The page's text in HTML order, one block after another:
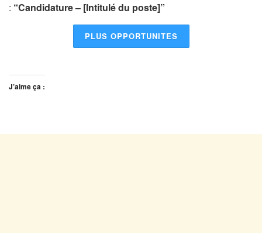
: “Candidature – [Intitulé du poste]”
PLUS OPPORTUNITES
J’aime ça :